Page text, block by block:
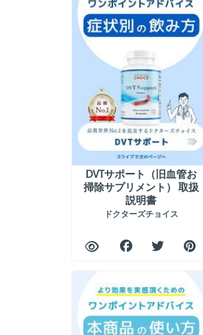
DVTサポート（旧血管お
掃除サプリメント） 取扱
説明書
ドクターズチョイス